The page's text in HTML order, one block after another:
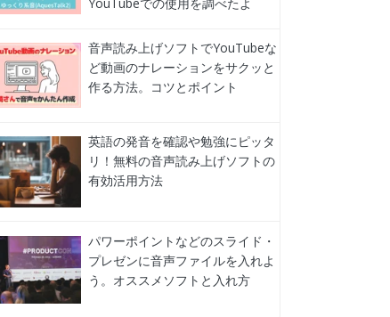
音声読み上げソフトでYouTubeな
ど動画のナレーションをサクッと
作る方法。コツとポイント
英語の発音を確認や勉強にピッタ
リ！無料の音声読み上げソフトの
有効活用方法
パワーポイントなどのスライド・
プレゼンに音声ファイルを入れよ
う。オススメソフトと入れ方